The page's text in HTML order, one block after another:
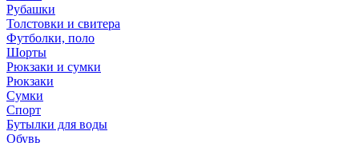
Рубашки
Толстовки и свитера
Футболки, поло
Шорты
Рюкзаки и сумки
Рюкзаки
Сумки
Спорт
Бутылки для воды
Обувь